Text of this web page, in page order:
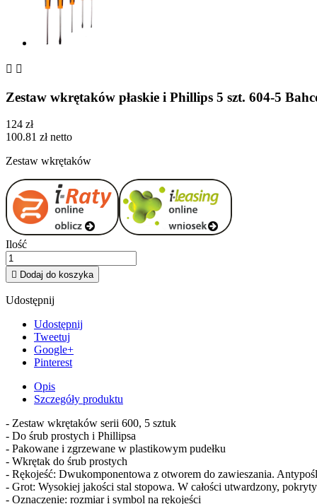
 
Zestaw wkrętaków płaskie i Phillips 5 szt. 604-5
124 zł
100.81 zł netto
Zestaw wkrętaków
Ilość
 Dodaj do koszyka
Udostępnij
Udostępnij
Tweetuj
Google+
Pinterest
Opis
Szczegóły produktu
- Zestaw wkrętaków serii 600, 5 sztuk
- Do śrub prostych i Phillipsa
- Pakowane i zgrzewane w plastikowym pudełku
- Wkrętak do śrub prostych
- Rękojeść: Dwukomponentowa z otworem do zawieszania.
- Grot: Wysokiej jakości stal stopowa. W całości utwardzony,
- Oznaczenie: rozmiar i symbol na rękojeści